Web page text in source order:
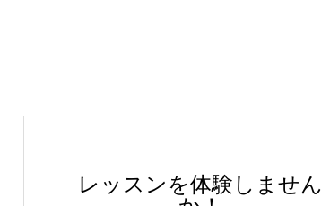
レッスンを体験しません